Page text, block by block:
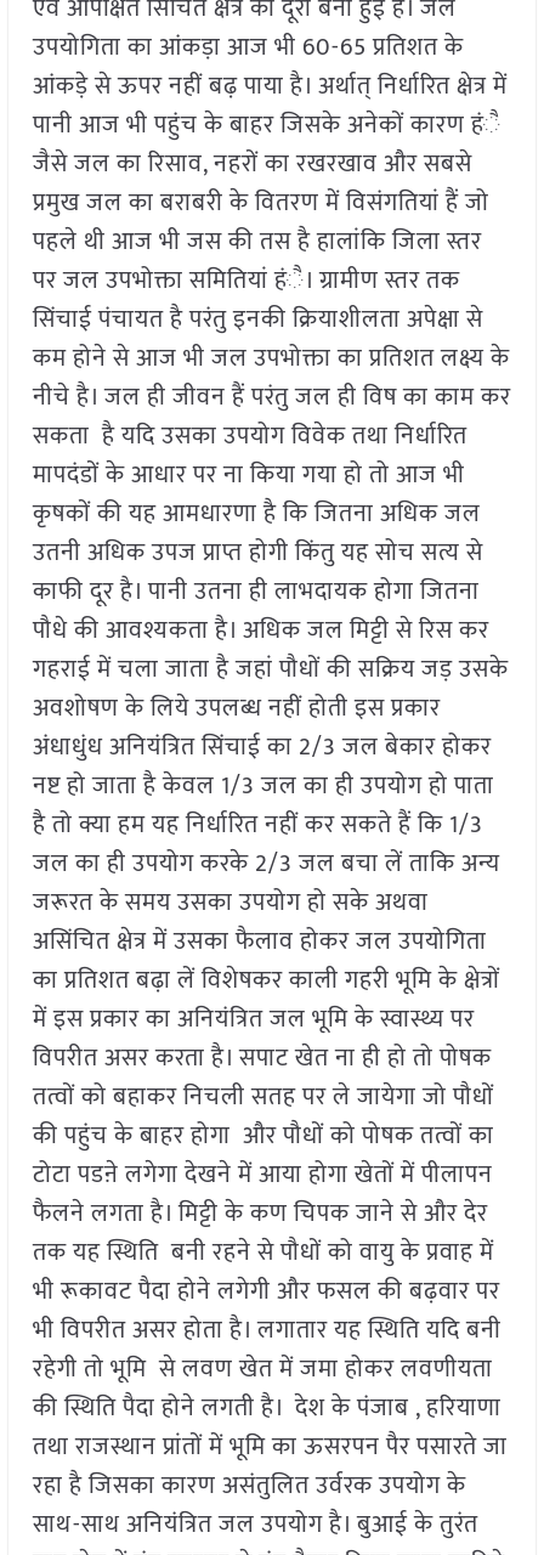
एवं आपेक्षित सिंचित क्षेत्र की दूरी बनी हुई है। जल
उपयोगिता का आंकड़ा आज भी 60-65 प्रतिशत के
आंकड़े से ऊपर नहीं बढ़ पाया है। अर्थात् निर्धारित क्षेत्र में
पानी आज भी पहुंच के बाहर जिसके अनेकों कारण हंै
जैसे जल का रिसाव, नहरों का रखरखाव और सबसे
प्रमुख जल का बराबरी के वितरण में विसंगतियां हैं जो
पहले थी आज भी जस की तस है हालांकि जिला स्तर
पर जल उपभोक्ता समितियां हंै। ग्रामीण स्तर तक
सिंचाई पंचायत है परंतु इनकी क्रियाशीलता अपेक्षा से
कम होने से आज भी जल उपभोक्ता का प्रतिशत लक्ष्य के
नीचे है। जल ही जीवन हैं परंतु जल ही विष का काम कर
सकता है यदि उसका उपयोग विवेक तथा निर्धारित
मापदंडों के आधार पर ना किया गया हो तो आज भी
कृषकों की यह आमधारणा है कि जितना अधिक जल
उतनी अधिक उपज प्राप्त होगी किंतु यह सोच सत्य से
काफी दूर है। पानी उतना ही लाभदायक होगा जितना
पौधे की आवश्यकता है। अधिक जल मिट्टी से रिस कर
गहराई में चला जाता है जहां पौधों की सक्रिय जड़ उसके
अवशोषण के लिये उपलब्ध नहीं होती इस प्रकार
अंधाधुंध अनियंत्रित सिंचाई का 2/3 जल बेकार होकर
नष्ट हो जाता है केवल 1/3 जल का ही उपयोग हो पाता
है तो क्या हम यह निर्धारित नहीं कर सकते हैं कि 1/3
जल का ही उपयोग करके 2/3 जल बचा लें ताकि अन्य
जरूरत के समय उसका उपयोग हो सके अथवा
असिंचित क्षेत्र में उसका फैलाव होकर जल उपयोगिता
का प्रतिशत बढ़ा लें विशेषकर काली गहरी भूमि के क्षेत्रों
में इस प्रकार का अनियंत्रित जल भूमि के स्वास्थ्य पर
विपरीत असर करता है। सपाट खेत ना ही हो तो पोषक
तत्वों को बहाकर निचली सतह पर ले जायेगा जो पौधों
की पहुंच के बाहर होगा और पौधों को पोषक तत्वों का
टोटा पडऩे लगेगा देखने में आया होगा खेतों में पीलापन
फैलने लगता है। मिट्टी के कण चिपक जाने से और देर
तक यह स्थिति बनी रहने से पौधों को वायु के प्रवाह में
भी रूकावट पैदा होने लगेगी और फसल की बढ़वार पर
भी विपरीत असर होता है। लगातार यह स्थिति यदि बनी
रहेगी तो भूमि से लवण खेत में जमा होकर लवणीयता
की स्थिति पैदा होने लगती है। देश के पंजाब , हरियाणा
तथा राजस्थान प्रांतों में भूमि का ऊसरपन पैर पसारते जा
रहा है जिसका कारण असंतुलित उर्वरक उपयोग के
साथ-साथ अनियंत्रित जल उपयोग है। बुआई के तुरंत